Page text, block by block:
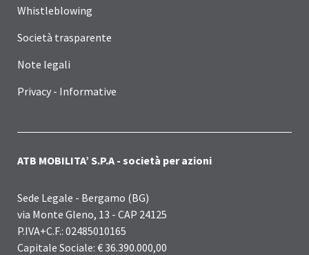
Whistleblowing
Società trasparente
Note legali
Privacy - Informative
ATB MOBILITA’ S.P.A - società per azioni
Sede Legale - Bergamo (BG)
via Monte Gleno, 13 - CAP 24125
P.IVA+C.F.: 02485010165
Capitale Sociale: € 36.390.000,00